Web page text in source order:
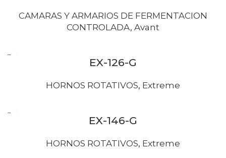
CAMARAS Y ARMARIOS DE FERMENTACION
CONTROLADA, Avant
EX-126-G
HORNOS ROTATIVOS, Extreme
EX-146-G
HORNOS ROTATIVOS, Extreme